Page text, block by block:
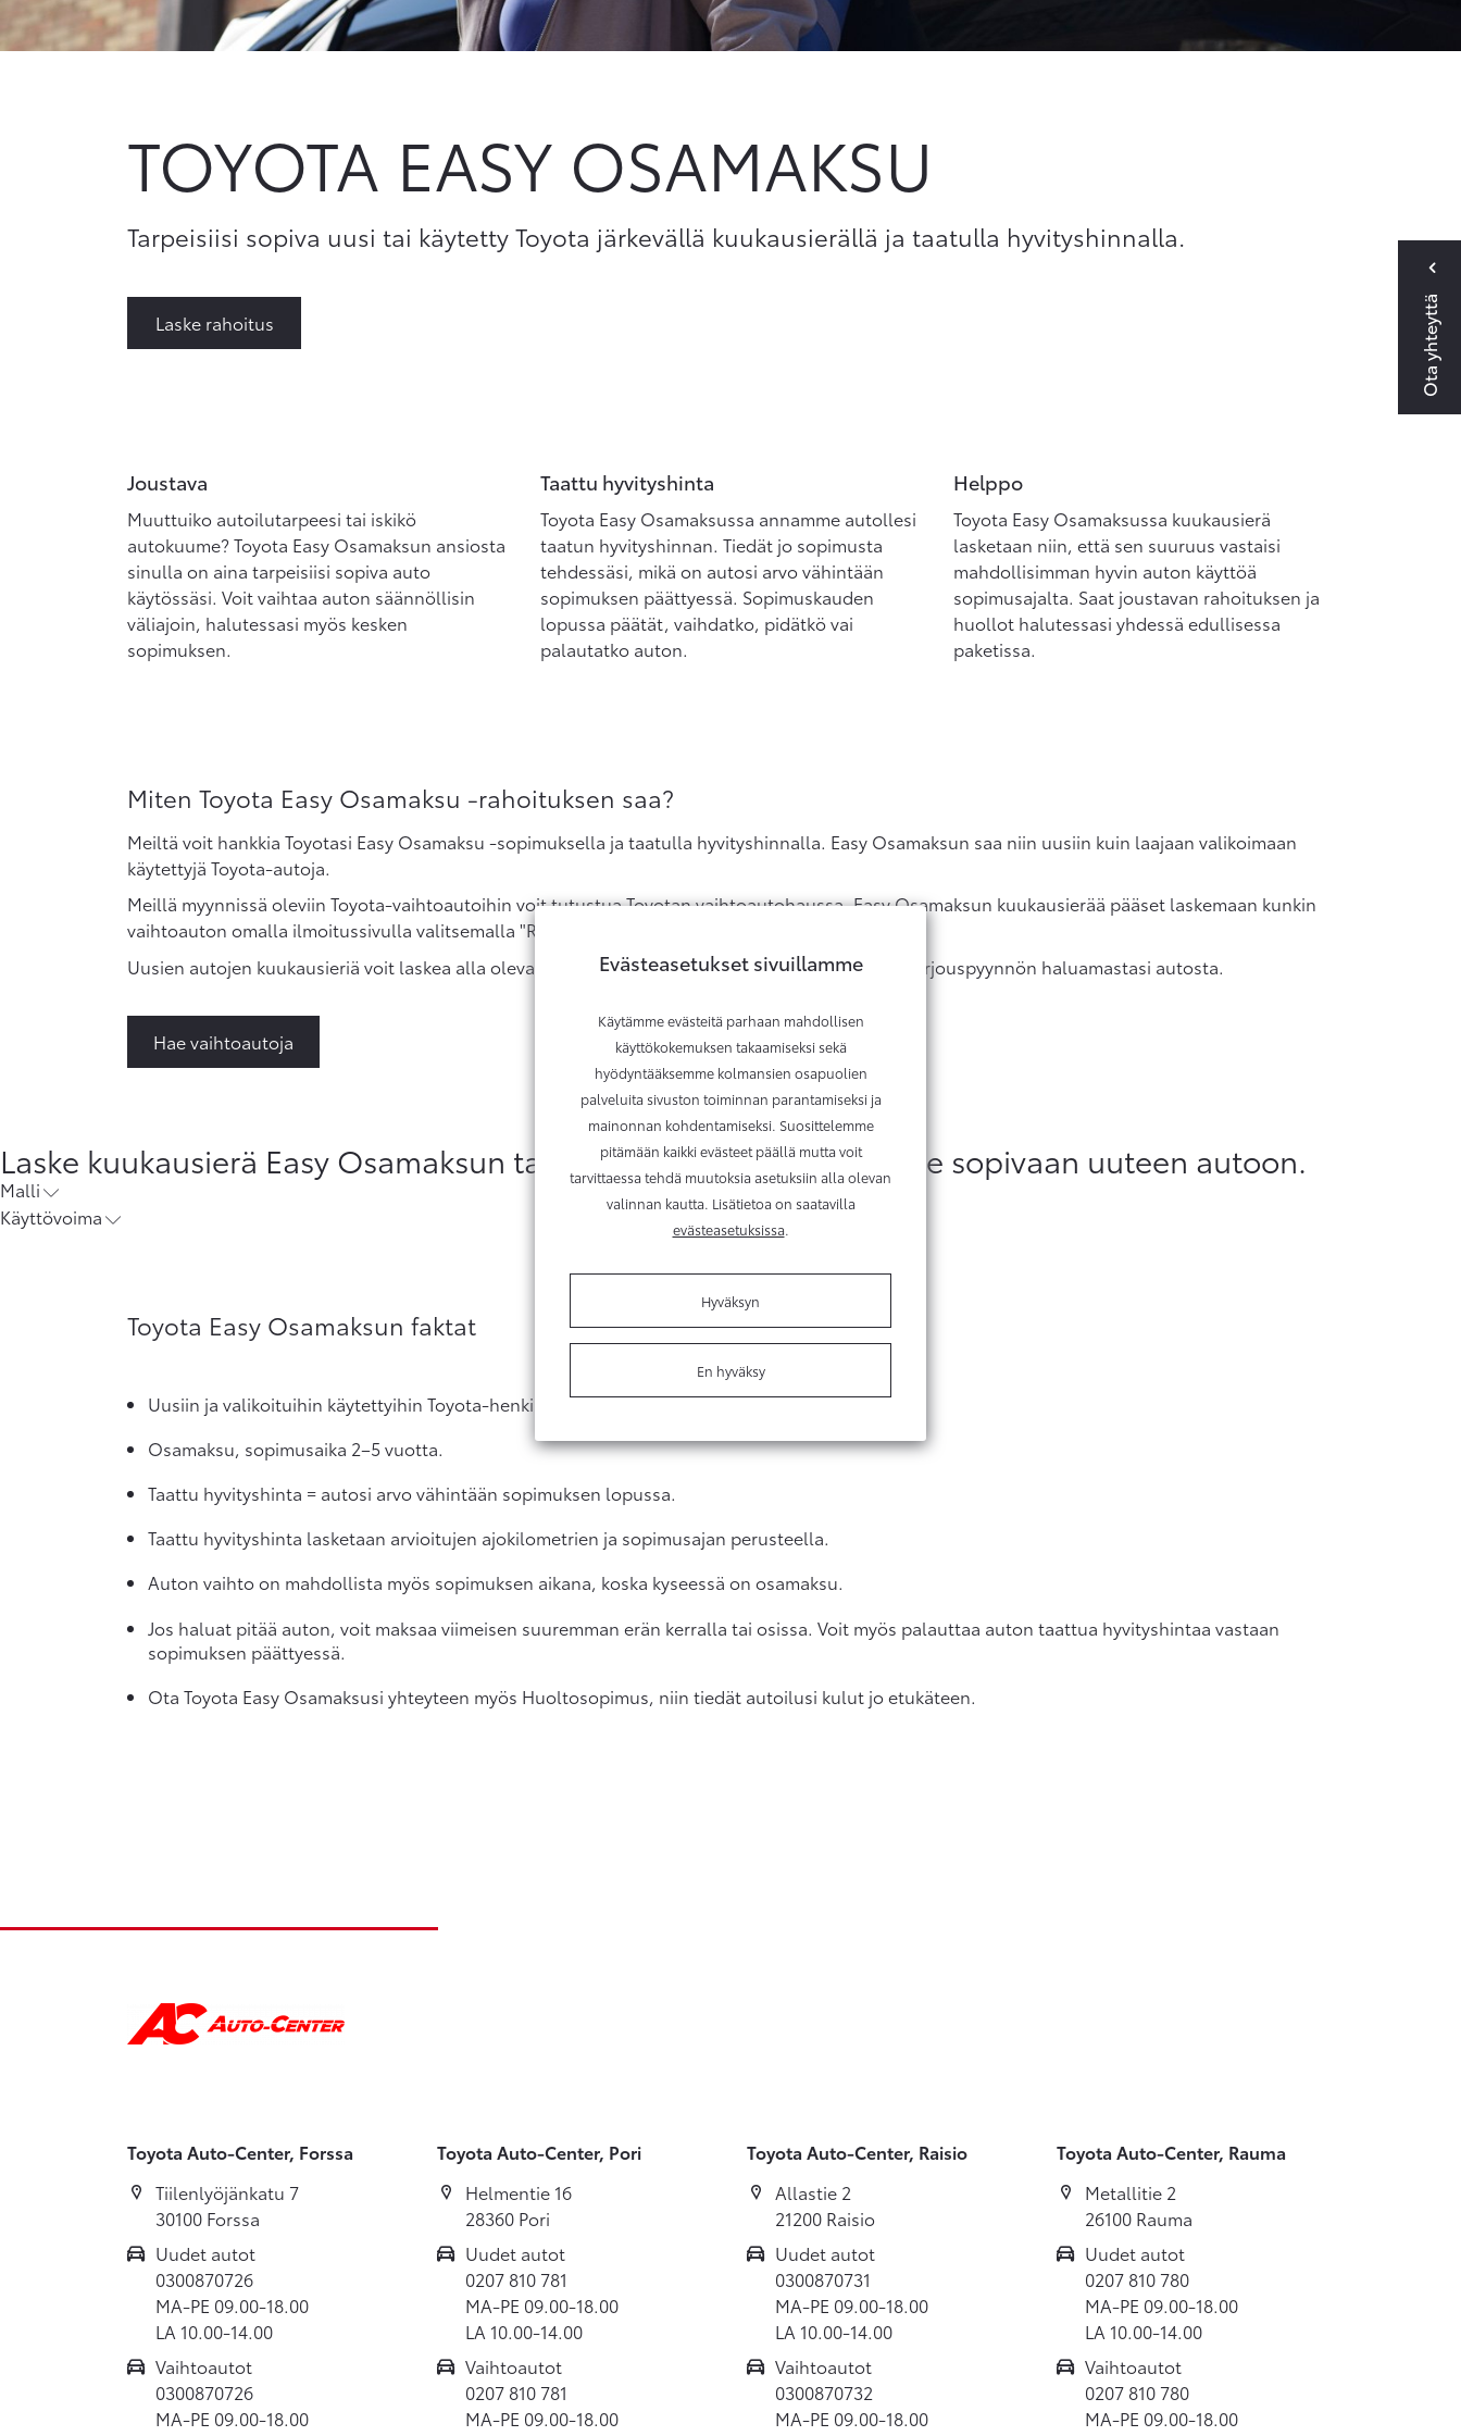
Ota yhteyttä
TOYOTA EASY OSAMAKSU
Tarpeisiisi sopiva uusi tai käytetty Toyota järkevällä kuukausierällä ja taatulla hyvityshinnalla.
Laske rahoitus
Joustava
Muuttuiko autoilutarpeesi tai iskikö
autokuume? Toyota Easy Osamaksun ansiosta
sinulla on aina tarpeisiisi sopiva auto
käytössäsi. Voit vaihtaa auton säännöllisin
väliajoin, halutessasi myös kesken
sopimuksen.
Taattu hyvityshinta
Toyota Easy Osamaksussa annamme autollesi
taatun hyvityshinnan. Tiedät jo sopimusta
tehdessäsi, mikä on autosi arvo vähintään
sopimuksen päättyessä. Sopimuskauden
lopussa päätät, vaihdatko, pidätkö vai
palautatko auton.
Helppo
Toyota Easy Osamaksussa kuukausierä
lasketaan niin, että sen suuruus vastaisi
mahdollisimman hyvin auton käyttöä
sopimusajalta. Saat joustavan rahoituksen ja
huollot halutessasi yhdessä edullisessa
paketissa.
Miten Toyota Easy Osamaksu -rahoituksen saa?
Meiltä voit hankkia Toyotasi Easy Osamaksu -sopimuksella ja taatulla hyvityshinnalla. Easy Osamaksun saa niin uusiin kuin laajaan valikoimaan
käytettyjä Toyota-autoja.
Meillä myynnissä oleviin Toyota-vaihtoautoihin voit tutustua Toyotan vaihtoautohaussa. Easy Osamaksun kuukausierää pääset laskemaan kunkin
vaihtoauton omalla ilmoitussivulla valitsemalla "Räätälöi rahoitus".
Uusien autojen kuukausieriä voit laskea alla olevan laskurin avulla, ja voit lähettää meille myös tarjouspyynnön haluamastasi autosta.
Hae vaihtoautoja
Laske kuukausierä Easy Osamaksun taatulla hyvityshinnalla sinulle sopivaan uuteen autoon.
Malli
Käyttövoima
Toyota Easy Osamaksun faktat
Uusiin ja valikoituihin käytettyihin Toyota-henkilöautoihin.
Osamaksu, sopimusaika 2–5 vuotta.
Taattu hyvityshinta = autosi arvo vähintään sopimuksen lopussa.
Taattu hyvityshinta lasketaan arvioitujen ajokilometrien ja sopimusajan perusteella.
Auton vaihto on mahdollista myös sopimuksen aikana, koska kyseessä on osamaksu.
Jos haluat pitää auton, voit maksaa viimeisen suuremman erän kerralla tai osissa. Voit myös palauttaa auton taattua hyvityshintaa vastaan
sopimuksen päättyessä.
Ota Toyota Easy Osamaksusi yhteyteen myös Huoltosopimus, niin tiedät autoilusi kulut jo etukäteen.
Toyota Auto-Center, Forssa
Tiilenlyöjänkatu 7
30100 Forssa
Uudet autot
0300870726
MA-PE 09.00-18.00
LA 10.00-14.00
Vaihtoautot
0300870726
MA-PE 09.00-18.00
Toyota Auto-Center, Pori
Helmentie 16
28360 Pori
Uudet autot
0207 810 781
MA-PE 09.00-18.00
LA 10.00-14.00
Vaihtoautot
0207 810 781
MA-PE 09.00-18.00
Toyota Auto-Center, Raisio
Allastie 2
21200 Raisio
Uudet autot
0300870731
MA-PE 09.00-18.00
LA 10.00-14.00
Vaihtoautot
0300870732
MA-PE 09.00-18.00
Toyota Auto-Center, Rauma
Metallitie 2
26100 Rauma
Uudet autot
0207 810 780
MA-PE 09.00-18.00
LA 10.00-14.00
Vaihtoautot
0207 810 780
MA-PE 09.00-18.00
Evästeasetukset sivuillamme
Käytämme evästeitä parhaan mahdollisen
käyttökokemuksen takaamiseksi sekä
hyödyntääksemme kolmansien osapuolien
palveluita sivuston toiminnan parantamiseksi ja
mainonnan kohdentamiseksi. Suosittelemme
pitämään kaikki evästeet päällä mutta voit
tarvittaessa tehdä muutoksia asetuksiin alla olevan
valinnan kautta. Lisätietoa on saatavilla
evästeasetuksissa.
Hyväksyn
En hyväksy